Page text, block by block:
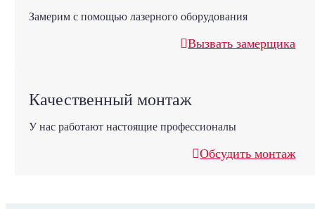
Замерим с помощью лазерного оборудования
Вызвать замерщика
Качественный монтаж
У нас работают настоящие профессионалы
Обсудить монтаж